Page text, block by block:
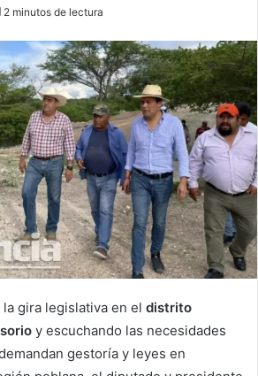
2 minutos de lectura
gira legislativa en el distrito
y escuchando las necesidades
gestoría y leyes en